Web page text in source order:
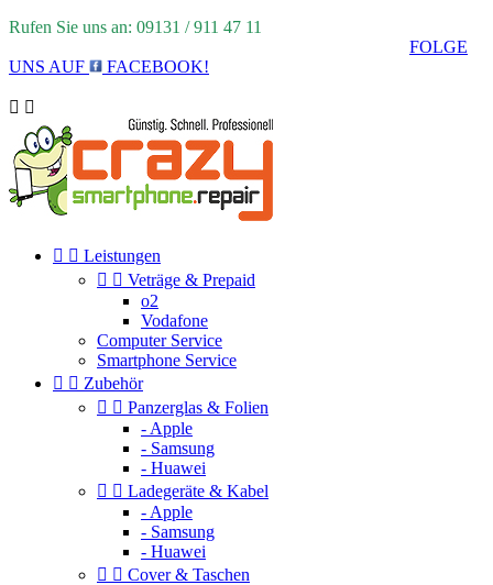
Rufen Sie uns an: 09131 / 911 47 11
FOLGE
UNS AUF
FACEBOOK!
 
  Leistungen
  Veträge & Prepaid
o2
Vodafone
Computer Service
Smartphone Service
  Zubehör
  Panzerglas & Folien
- Apple
- Samsung
- Huawei
  Ladegeräte & Kabel
- Apple
- Samsung
- Huawei
  Cover & Taschen